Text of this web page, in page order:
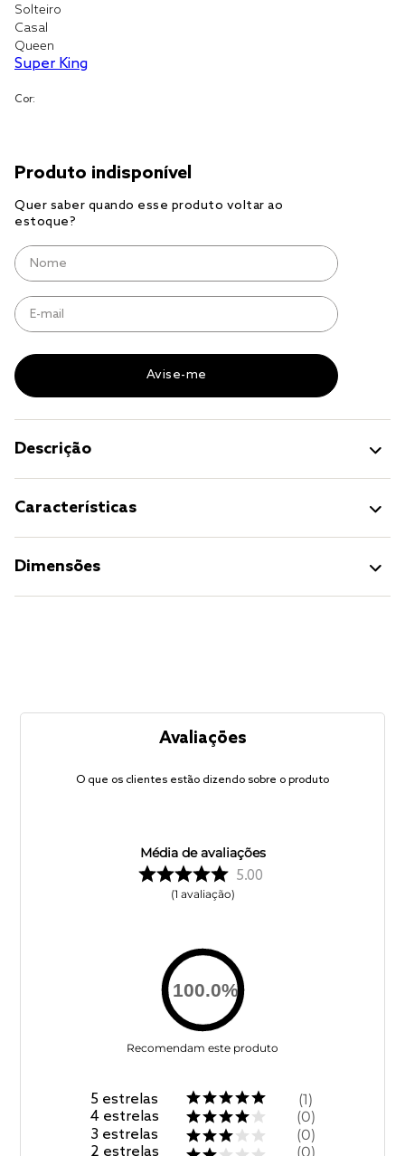
Solteiro
Casal
Queen
Super King
Cor:
Descrição
Características
Dimensões
Avaliações
O que os clientes estão dizendo sobre o produto
Média de avaliações
5.00
1 avaliação
100.0%
Recomendam este produto
5 estrelas
4 estrelas
3 estrelas
2 estrelas
1
0
0
0
cobre leito
cobertor
jogo cama casal